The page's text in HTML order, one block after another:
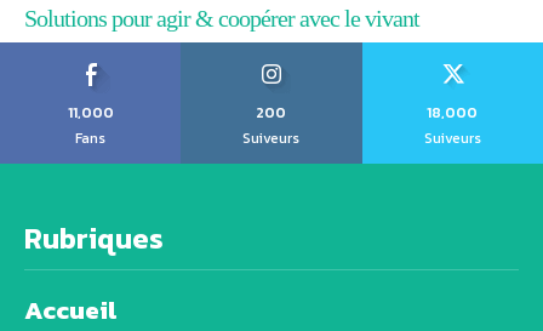
Solutions pour agir & coopérer avec le vivant
11,000
Fans
200
Suiveurs
18,000
Suiveurs
Rubriques
Accueil